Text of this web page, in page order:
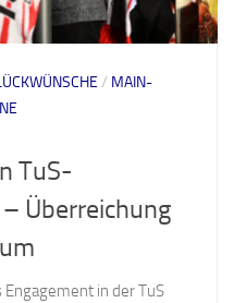
/ MAIN-
TuS-
Überreichung
in der TuS